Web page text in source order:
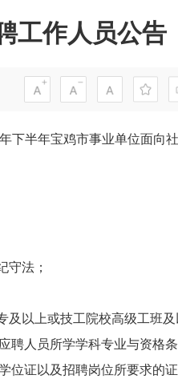
工作人员公告
下半年宝鸡市事业单位面向
守法；
以上或技工院校高级工班
聘人员所学学科专业与资格
证以及招聘岗位所要求的证